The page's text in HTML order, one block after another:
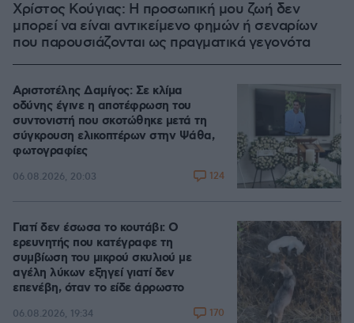
Χρίστος Κούγιας: Η προσωπική μου ζωή δεν
μπορεί να είναι αντικείμενο φημών ή σεναρίων
που παρουσιάζονται ως πραγματικά γεγονότα
Αριστοτέλης Δαμίγος: Σε κλίμα
οδύνης έγινε η αποτέφρωση του
συντονιστή που σκοτώθηκε μετά τη
σύγκρουση ελικοπτέρων στην Ψάθα,
φωτογραφίες
06.08.2026, 20:03 124
Γιατί δεν έσωσα το κουτάβι: Ο
ερευνητής που κατέγραφε τη
συμβίωση του μικρού σκυλιού με
αγέλη λύκων εξηγεί γιατί δεν
επενέβη, όταν το είδε άρρωστο
06.08.2026, 19:34 170